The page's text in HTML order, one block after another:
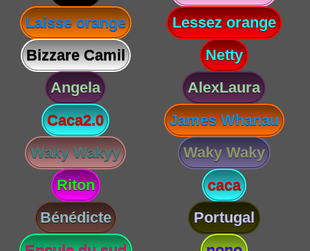
Laisse orange
Lessez orange
Bizzare Camil
Netty
Angela
AlexLaura
Caca2.0
James Whanau
Waky Wakyy
Waky Waky
Riton
caca
Bénédicte
Portugal